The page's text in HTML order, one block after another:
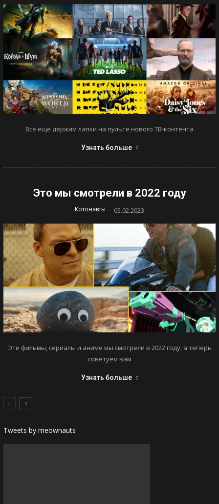
Все еще держим лапки на пульте нового ТВ-контента
Узнать больше
Это мы смотрели в 2022 году
Котонавты - 05.02.2023
Эти фильмы, сериалы и аниме мы смотрели в 2022 году, а теперь
советуем вам
Узнать больше
Tweets by meownauts